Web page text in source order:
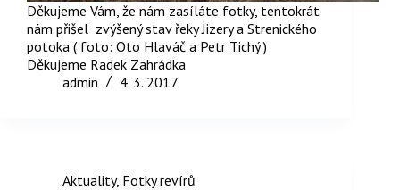
Děkujeme Vám, že nám zasíláte fotky, tentokrát
nám přišel zvýšený stav řeky Jizery a Strenického
potoka ( foto: Oto Hlaváč a Petr Tichý )
Děkujeme Radek Zahrádka
admin
4. 3. 2017
Aktuality, Fotky revírů